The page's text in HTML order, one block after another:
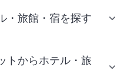
・旅館・宿を探す
トからホテル・旅